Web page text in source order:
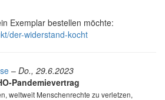
Exemplar bestellen möchte:
der-widerstand-kocht
– Do., 29.6.2023
Pandemievertrag
weltweit Menschenrechte zu verletzen,